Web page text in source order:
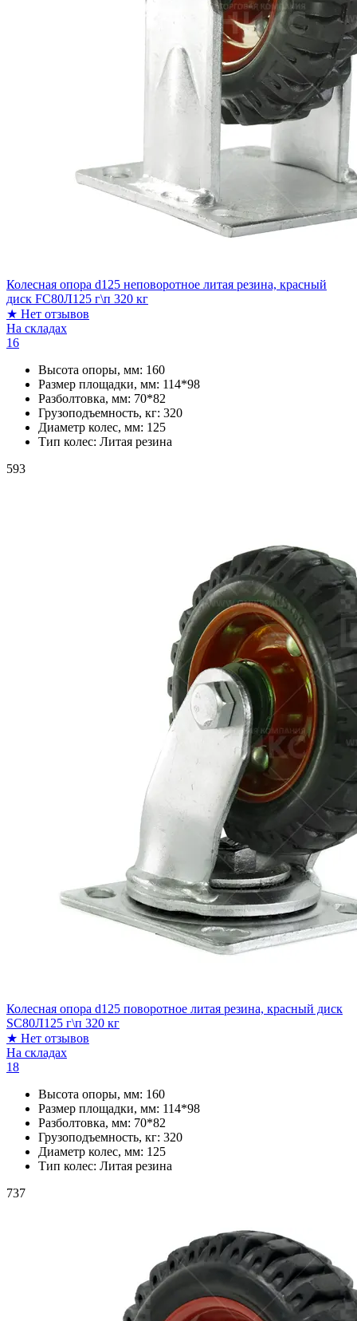
Колесная опора d125 неповоротное литая резина, красный
диск FC80Л125 г\п 320 кг
★ Нет отзывов
На складах
16
Высота опоры, мм: 160
Размер площадки, мм: 114*98
Разболтовка, мм: 70*82
Грузоподъемность, кг: 320
Диаметр колес, мм: 125
Тип колес: Литая резина
593
Колесная опора d125 поворотное литая резина, красный диск
SC80Л125 г\п 320 кг
★ Нет отзывов
На складах
18
Высота опоры, мм: 160
Размер площадки, мм: 114*98
Разболтовка, мм: 70*82
Грузоподъемность, кг: 320
Диаметр колес, мм: 125
Тип колес: Литая резина
737